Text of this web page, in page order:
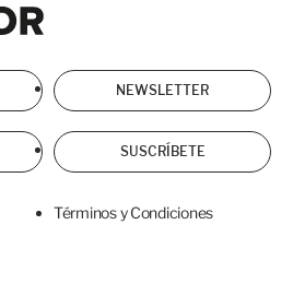
NEWSLETTER
SUSCRÍBETE
Términos y Condiciones